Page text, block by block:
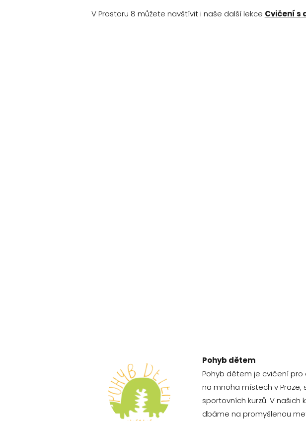
V Prostoru 8 můžete navštívit i naše další lekce Cvičení s
Pohyb dětem
Pohyb dětem je cvičení
na mnoha místech v
sportovních kurzů. V
dbáme na promyšlenou